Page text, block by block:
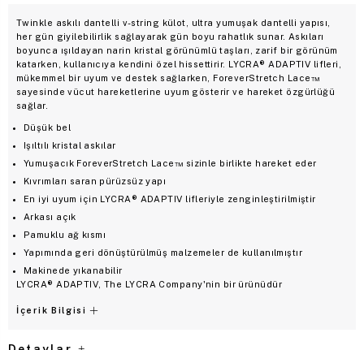
Twinkle askılı dantelli v-string külot, ultra yumuşak dantelli yapısı,
her gün giyilebilirlik sağlayarak gün boyu rahatlık sunar. Askıları
boyunca ışıldayan narin kristal görünümlü taşları, zarif bir görünüm
katarken, kullanıcıya kendini özel hissettirir. LYCRA® ADAPTIV lifleri,
mükemmel bir uyum ve destek sağlarken, ForeverStretch Lace™
sayesinde vücut hareketlerine uyum gösterir ve hareket özgürlüğü
sağlar.
Düşük bel
Işıltılı kristal askılar
Yumuşacık ForeverStretch Lace™ sizinle birlikte hareket eder
Kıvrımları saran pürüzsüz yapı
En iyi uyum için LYCRA® ADAPTIV lifleriyle zenginleştirilmiştir
Arkası açık
Pamuklu ağ kısmı
Yapımında geri dönüştürülmüş malzemeler de kullanılmıştır
Makinede yıkanabilir
LYCRA® ADAPTIV, The LYCRA Company'nin bir ürünüdür
İçerik Bilgisi